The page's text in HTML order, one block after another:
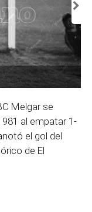
Melgar se
al empatar 1-
el gol del
de El